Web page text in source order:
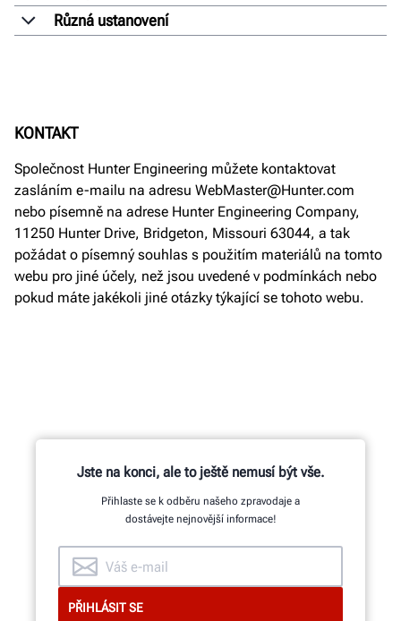
Různá ustanovení
KONTAKT
Společnost Hunter Engineering můžete kontaktovat
zasláním e-mailu na adresu WebMaster@Hunter.com
nebo písemně na adrese Hunter Engineering Company,
11250 Hunter Drive, Bridgeton, Missouri 63044, a tak
požádat o písemný souhlas s použitím materiálů na tomto
webu pro jiné účely, než jsou uvedené v podmínkách nebo
pokud máte jakékoli jiné otázky týkající se tohoto webu.
Jste na konci, ale to ještě nemusí být vše.
Přihlaste se k odběru našeho zpravodaje a
dostávejte nejnovější informace!